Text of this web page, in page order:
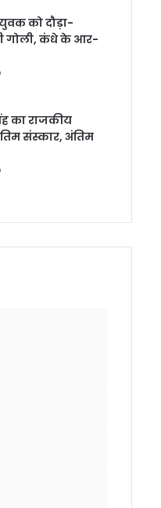
को दौड़ा-
गोली, कंधे के आर-
का राजकीय
संस्कार, अंतिम